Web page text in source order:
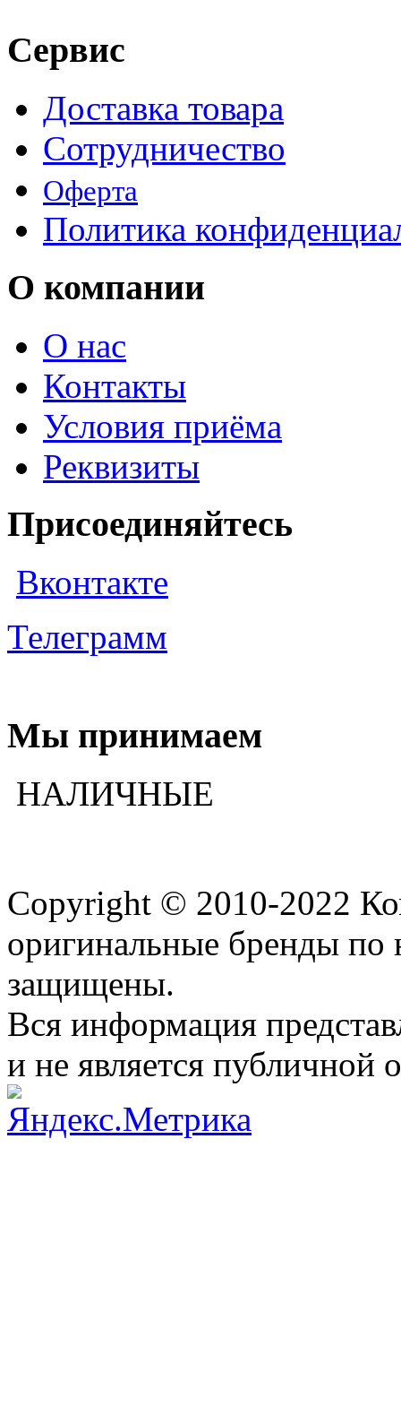
Сервис
Доставка товара
Сотрудничество
Оферта
Политика
О компании
О нас
Контакты
Условия приёма
Реквизиты
Присоединяйтесь
Вконтакте
Телеграмм
Мы принимаем
НАЛИЧНЫЕ
Copyright © 2010-2022
оригинальные бренды по
защищены.
Вся информация
и не является публичной